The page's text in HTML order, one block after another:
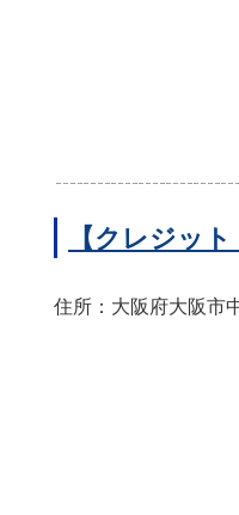
【クレジッ
住所：大阪府大阪市